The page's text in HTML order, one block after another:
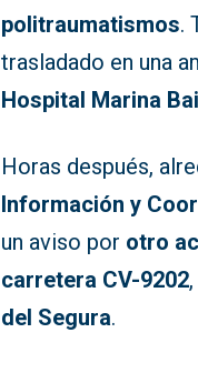
politraumatismos.
trasladado en una
Hospital Marina
Horas después,
Información y
un aviso por otro
carretera CV-9202
del Segura.